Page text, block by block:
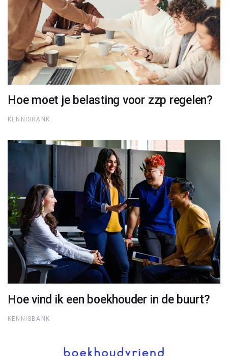
Hoe moet je belasting voor zzp regelen?
KENNISBANK
Hoe vind ik een boekhouder in de buurt?
KENNISBANK